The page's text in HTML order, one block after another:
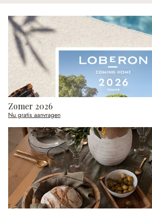
Zomer 2026
Nu gratis aanvragen